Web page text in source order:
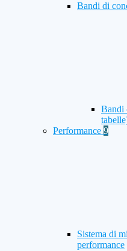
Bandi di
Bandi
Performance 9
Sistema di
performance